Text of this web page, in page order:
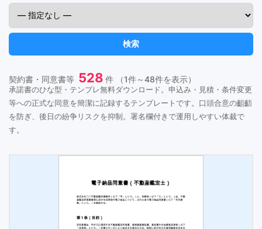
検索
契約書・同意書等 528 件 （1件～48件を表示）
承諾書のひな型・テンプレ無料ダウンロード。申込み・見積・条件変更
等への正式な同意を簡潔に記録するテンプレートです。口頭合意の齟齬
を防ぎ、後日の紛争リスクを抑制。署名欄付きで運用しやすい体裁で
す。